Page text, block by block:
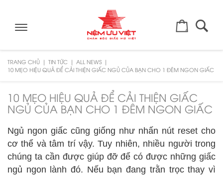
Toggle
TRANG CHỦ TIN TỨC
ALL NEWS
10 MẸO HIỆU QUẢ ĐỂ CẢI THIỆN GIẤC NGỦ CỦA BẠN CHO 1 ĐÊM NGON GIẤC
10 MẸO HIỆU QUẢ ĐỂ CẢI THIỆN GIẤC
NGỦ CỦA BẠN CHO 1 ĐÊM NGON GIẤC
Ngủ ngon giấc cũng giống như nhấn nút reset cho
cơ thể và tâm trí vậy. Tuy nhiên, nhiều người trong
chúng ta cần được giúp đỡ để có được những giấc
ngủ ngon lành đó. Nếu bạn đang trằn trọc thay vì